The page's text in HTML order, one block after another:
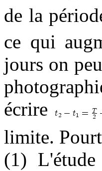
de la
ce qui
jours on
écrire
limite.
(1) L'étude